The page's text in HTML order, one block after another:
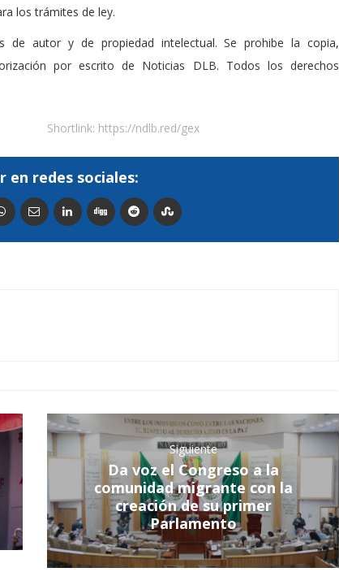
los trámites de ley.
de autor y de propiedad intelectual. Se prohibe la copia,
por escrito de Noticias DLB. Todos los derechos
Shortlink: https://ndlb.red/gex
en redes sociales:
Siguiente
Da voz el Congreso a la
comunidad migrante con la
creación de su primer
Parlamento